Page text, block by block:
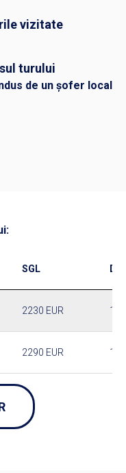
vizitate
turului
de un șofer local
SGL
2230 EUR
2290 EUR